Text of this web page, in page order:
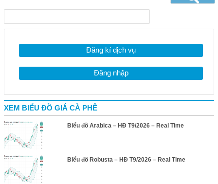
Đăng kí dịch vụ
Đăng nhập
XEM BIỂU ĐỒ GIÁ CÀ PHÊ
Biểu đồ Arabica – HĐ T9/2026 – Real Time
Biểu đồ Robusta – HĐ T9/2026 – Real Time